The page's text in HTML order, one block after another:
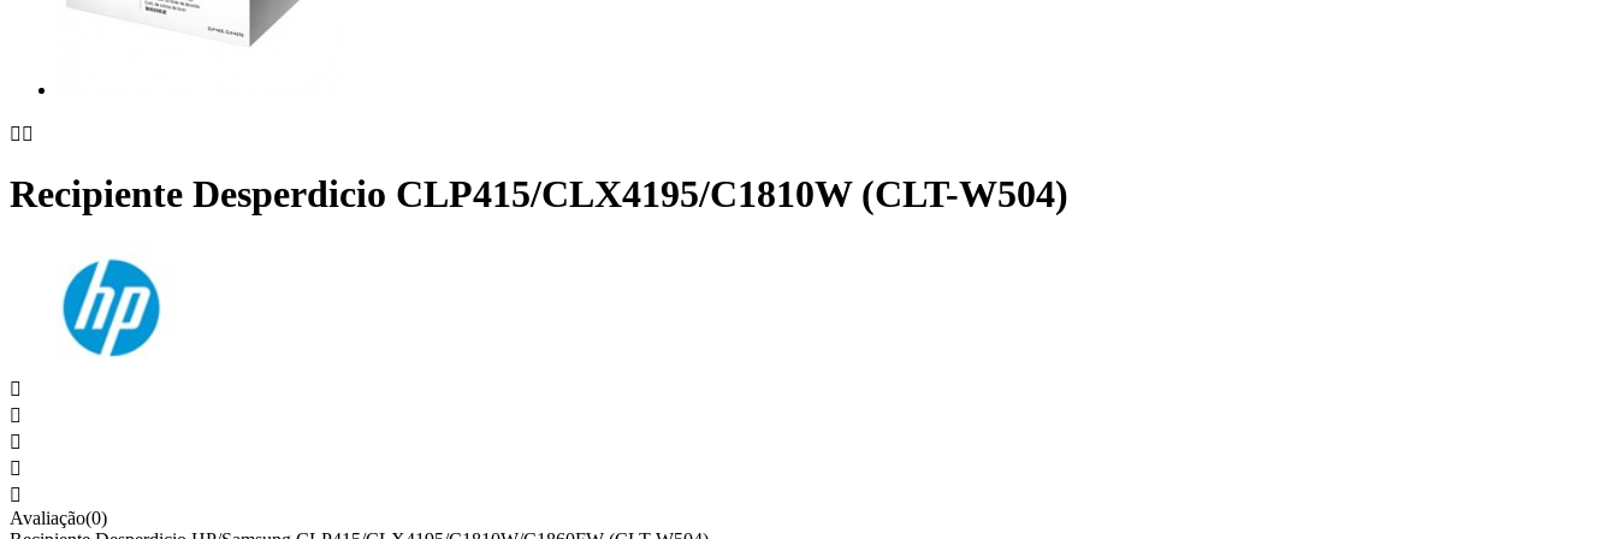
 
Recipiente Desperdicio CLP415/CLX4195/C1810W (CLT-W504)





Avaliação(0)